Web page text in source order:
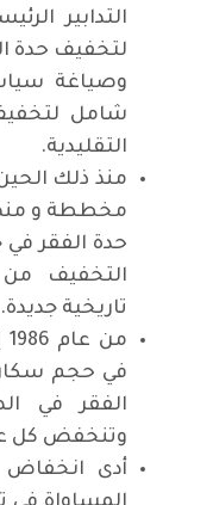
التدابير
لتخفيف حدة
وصياغة
شامل
التقليدية.
منذ ذلك
مخططة و
حدة الفقر في
التخفيف
تاريخية جديدة.
في حجم سكان
الفقر في
وتنخفض كل
أدى انخفاض